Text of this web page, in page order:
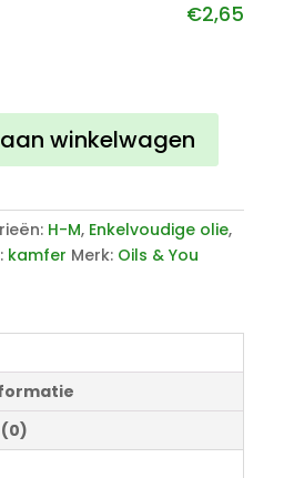
€2,65
winkelwagen
H-M, Enkelvoudige olie,
kamfer Merk: Oils & You